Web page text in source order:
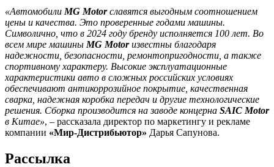
«Автомобили MG Motorславятся выгодным соотношением
цены и качества. Это проверенные годами машины.
Символично, что в 2024 году бренду исполняется 100 лет. Во
всем мире машины MG Motorизвестны благодаря
надежности, безопасности, ремонтопригодности, а также
спортивному характеру. Высокие эксплуатационные
характеристики авто в сложных российских условиях
обеспечивают антикоррозийное покрытие, качественная
сварка, надежная коробка передач и другие технологические
решения. Сборка производится на заводе концерна SAIC Motor
в Китае», – рассказала директор по маркетингу и рекламе
компании «Мир-Дистрибьютор» Дарья Сапунова.
Рассылка